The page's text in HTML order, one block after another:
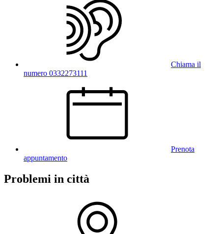
Chiama il
numero 0332273111
Prenota
appuntamento
Problemi in città